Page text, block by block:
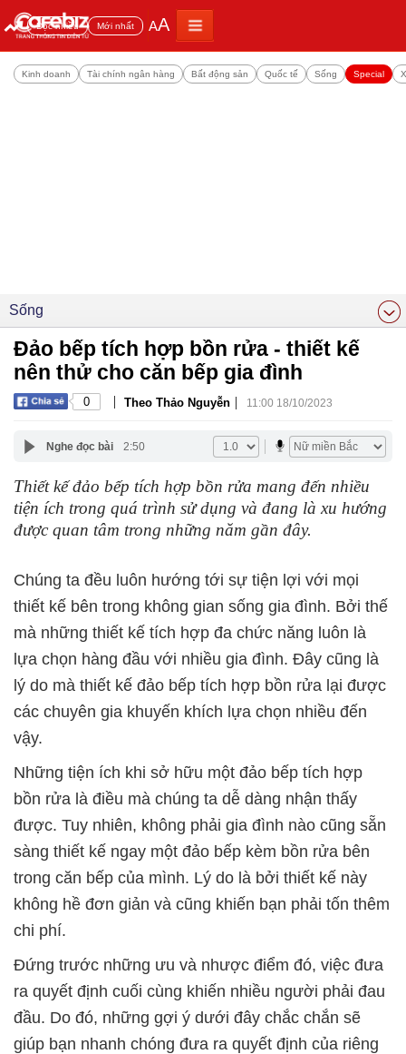
Đọc nhiều Mới nhất AA
Kinh doanh Tài chính ngân hàng Bất động sản Quốc tế Sống Special
Sống
Đảo bếp tích hợp bồn rửa - thiết kế
nên thử cho căn bếp gia đình
0 | Theo Thảo Nguyễn | 11:00 18/10/2023
Nghe đọc bài 2:50
Thiết kế đảo bếp tích hợp bồn rửa mang đến nhiều
tiện ích trong quá trình sử dụng và đang là xu hướng
được quan tâm trong những năm gần đây.
Chúng ta đều luôn hướng tới sự tiện lợi với mọi
thiết kế bên trong không gian sống gia đình. Bởi thế
mà những thiết kế tích hợp đa chức năng luôn là
lựa chọn hàng đầu với nhiều gia đình. Đây cũng là
lý do mà thiết kế đảo bếp tích hợp bồn rửa lại được
các chuyên gia khuyến khích lựa chọn nhiều đến
vậy.
Những tiện ích khi sở hữu một đảo bếp tích hợp
bồn rửa là điều mà chúng ta dễ dàng nhận thấy
được. Tuy nhiên, không phải gia đình nào cũng sẵn
sàng thiết kế ngay một đảo bếp kèm bồn rửa bên
trong căn bếp của mình. Lý do là bởi thiết kế này
không hề đơn giản và cũng khiến bạn phải tốn thêm
chi phí.
Đứng trước những ưu và nhược điểm đó, việc đưa
ra quyết định cuối cùng khiến nhiều người phải đau
đầu. Do đó, những gợi ý dưới đây chắc chắn sẽ
giúp bạn nhanh chóng đưa ra quyết định của riêng